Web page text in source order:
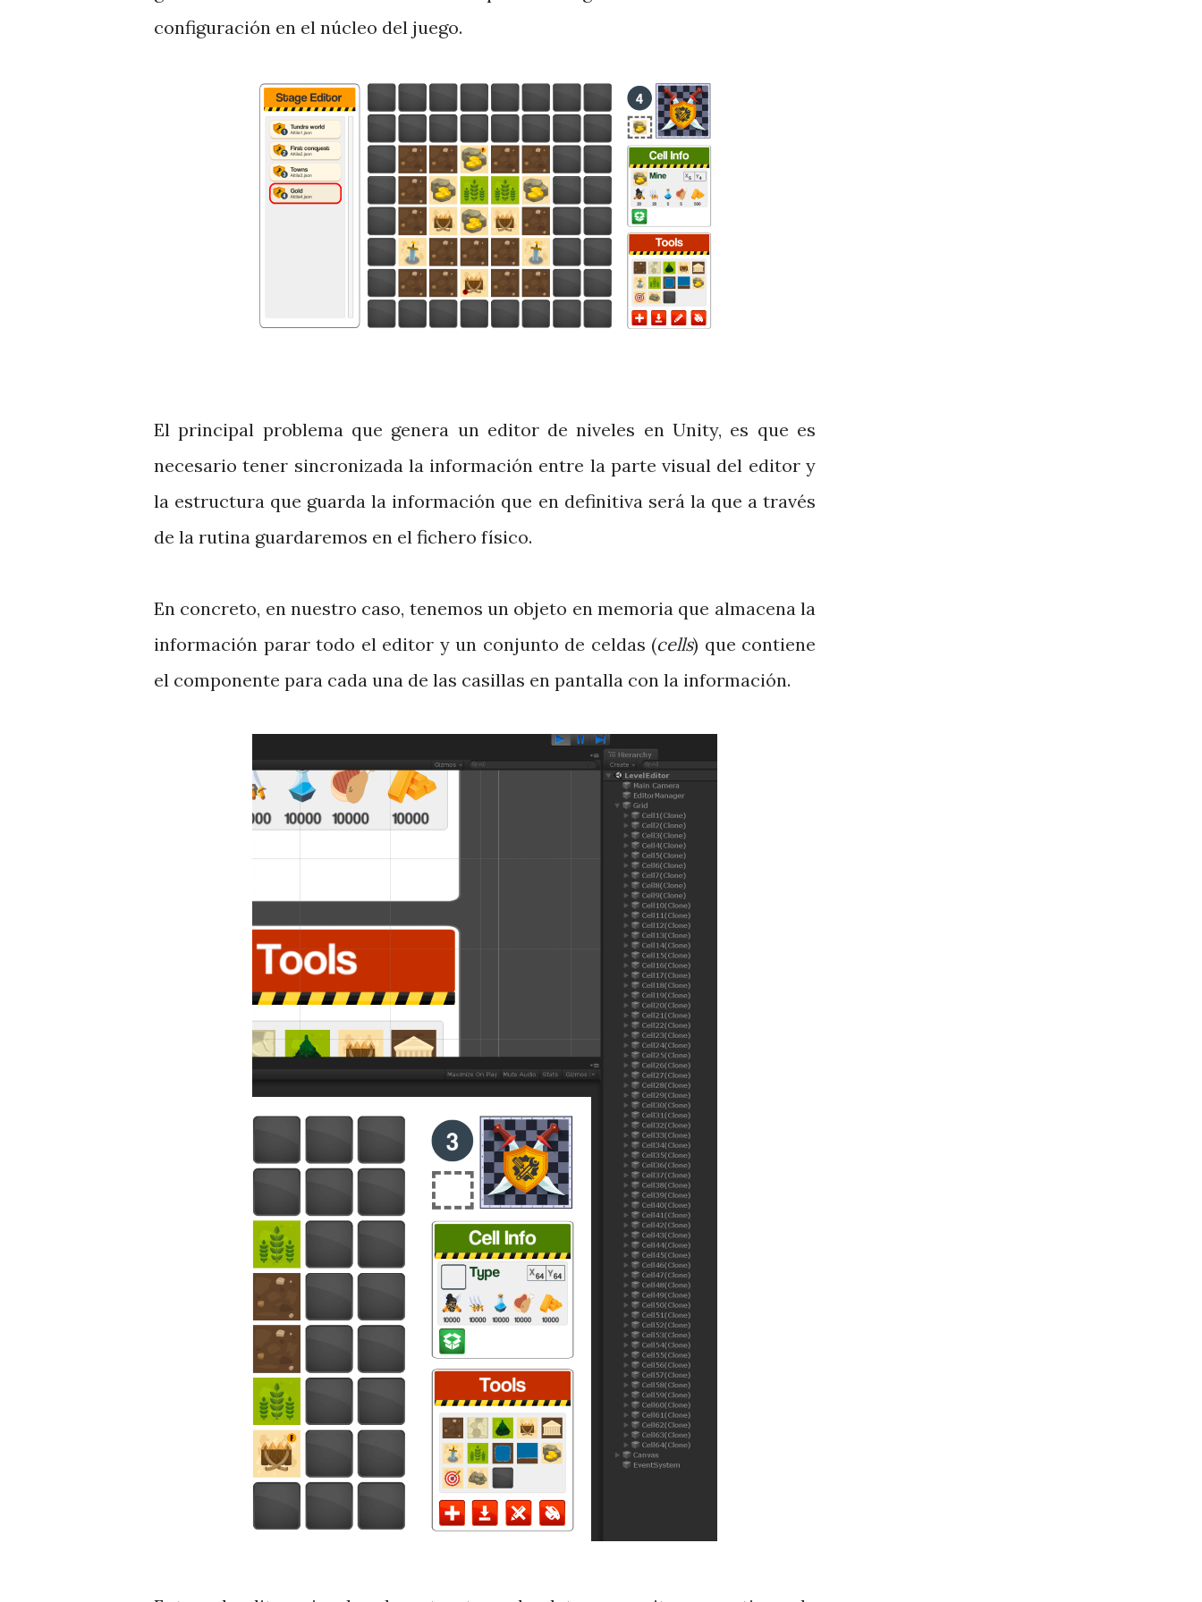
configuración en el núcleo del juego.
El principal problema que genera un editor de niveles en Unity, es que es
necesario tener sincronizada la información entre la parte visual del editor y
la estructura que guarda la información que en definitiva será la que a través
de la rutina guardaremos en el fichero físico.
En concreto, en nuestro caso, tenemos un objeto en memoria que almacena la
información parar todo el editor y un conjunto de celdas (cells) que contiene
el componente para cada una de las casillas en pantalla con la información.